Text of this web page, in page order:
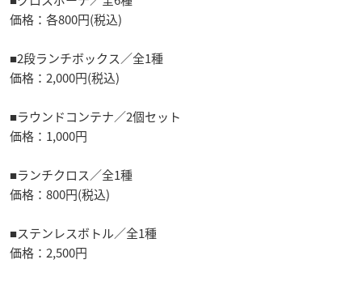
価格：各800円(税込)
■2段ランチボックス／全1種
価格：2,000円(税込)
■ラウンドコンテナ／2個セット
価格：1,000円
■ランチクロス／全1種
価格：800円(税込)
■ステンレスボトル／全1種
価格：2,500円